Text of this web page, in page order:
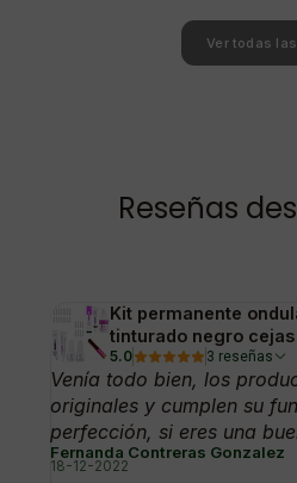
Ver todas las
Reseñas
Kit permanente
tinturado negro
5.0 3 reseñas
Venía todo bien, los
originales y cumplen su
perfección, si eres una
Fernanda Contreras Gonzalez
18-12-2022